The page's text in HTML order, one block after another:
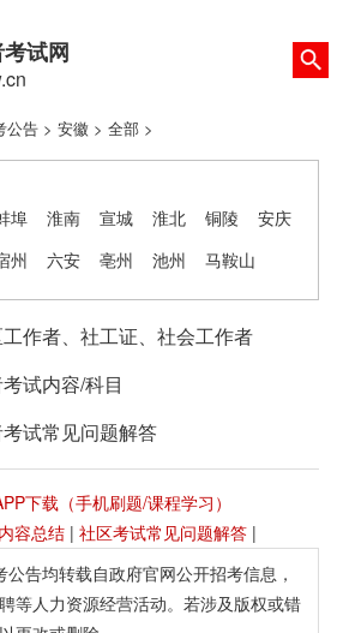
试网
公告 > 安徽 > 全部 >
埠 淮南 宣城 淮北 铜陵
安庆
州 六安 亳州 池州 马鞍山
作者、社工证、社会工作者
试内容/科目
试常见问题解答
下载（手机刷题/课程学习）
容总结 | 社区考试常见问题解答 |
告均转载自政府官网公开招考信息，
等人力资源经营活动。若涉及版权或错